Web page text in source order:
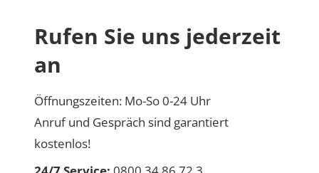
Rufen Sie uns jederzeit
an
Öffnungszeiten: Mo-So 0-24 Uhr
Anruf und Gespräch sind garantiert
kostenlos!